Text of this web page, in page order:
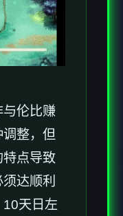
伦比赚
整，但
特点导致
达顺利
天日左